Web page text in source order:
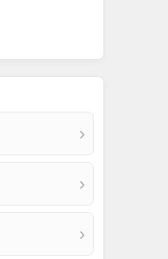
›
›
›